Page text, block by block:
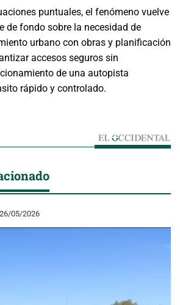
puntuales, el fenómeno vuelve
de fondo sobre la necesidad de
urbano con obras y planificación
accesos seguros sin
de una autopista
rápido y controlado.
26/05/2026